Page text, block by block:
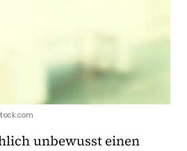
unbewusst einen